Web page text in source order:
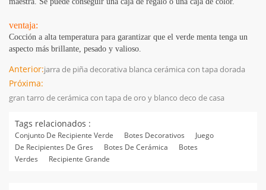
ventaja:
Cocción a alta temperatura para garantizar que el verde menta tenga un
aspecto más brillante, pesado y valioso.
Anterior:jarra de piña decorativa blanca cerámica con tapa dorada
Próxima:
gran tarro de cerámica con tapa de oro y blanco deco de casa
Tags relacionados :
Conjunto De Recipiente Verde Botes Decorativos
Juego
De Recipientes De Gres
Botes De Cerámica
Botes
Verdes
Recipiente Grande